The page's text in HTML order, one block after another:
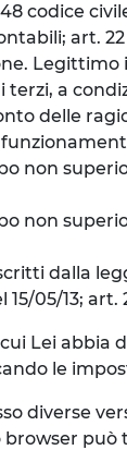
codice
art.
a
delle
non
non
dalla
05/13; art.
Lei
le
diverse